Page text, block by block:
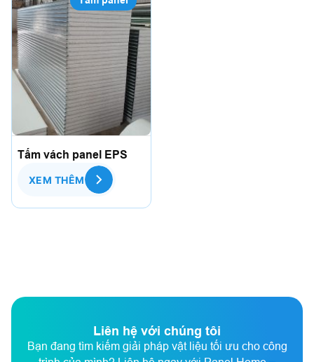
Tấm vách panel EPS
XEM THÊM
Liên hệ với chúng tôi
Bạn đang tìm kiếm giải pháp vật liệu tối ưu cho công